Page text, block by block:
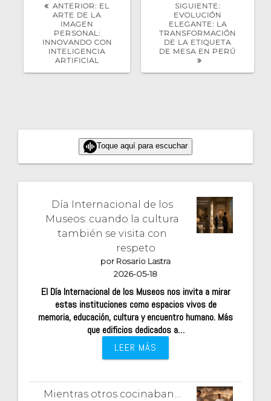
ANTERIOR: POST
ANTERIOR:
EL
ARTE DE LA
IMAGEN
PERSONAL:
INNOVANDO CON
INTELIGENCIA
ARTIFICIAL
SIGUIENTE:
POST:
EVOLUCIÓN
ELEGANTE: LA
TRANSFORMACIÓN
DE LA ETIQUETA
DE MESA EN PERÚ
Toque aquí para escuchar
Día Internacional de los
Museos: cuando la cultura
también se visita con
respeto
por Rosario Lastra
2026-05-18
El Día Internacional de los Museos nos invita a mirar
estas instituciones como espacios vivos de
memoria, educación, cultura y encuentro humano. Más
que edificios dedicados a…
LEER MÁS
Mientras otros cocinaban…